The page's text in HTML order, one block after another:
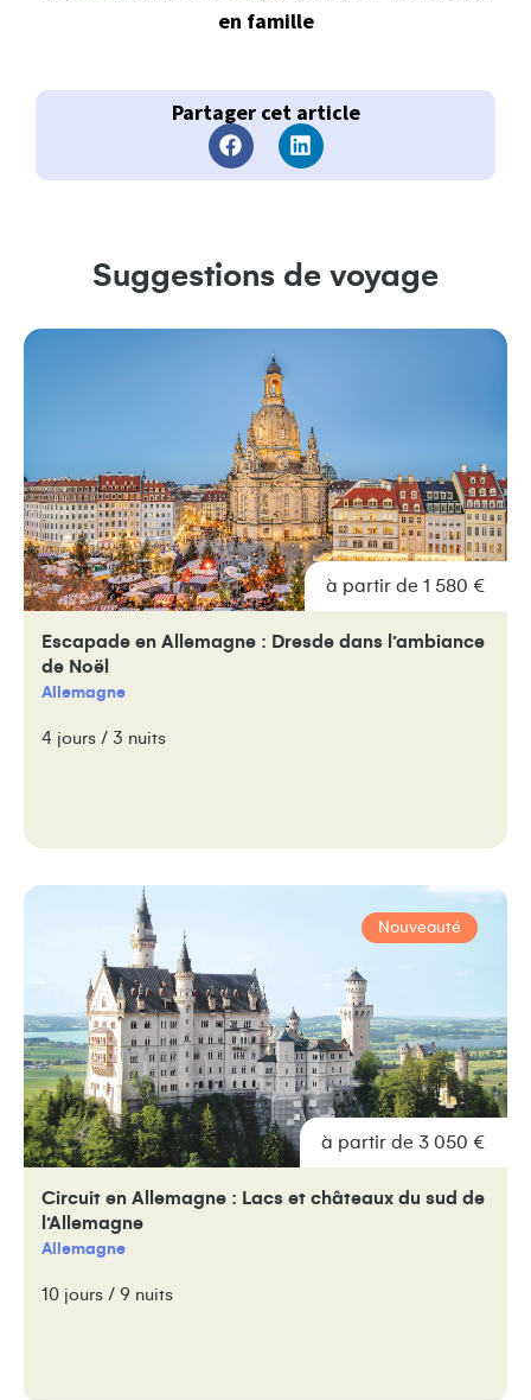
en famille
Partager cet article
Suggestions de voyage
à partir de 1 580 €
Escapade en Allemagne : Dresde dans l’ambiance
de Noël
Allemagne
4 jours / 3 nuits
Nouveauté
à partir de 3 050 €
Circuit en Allemagne : Lacs et châteaux du sud de
l’Allemagne
Allemagne
10 jours / 9 nuits